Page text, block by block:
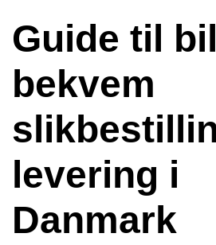
Guide til
bekvem
levering i
Danmark